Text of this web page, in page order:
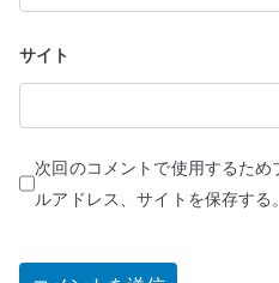
サイト
次回のコメントで使用するた
ルアドレス、サイトを保存する。